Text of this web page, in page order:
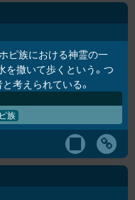
ピ族における神霊の一
を撒いて歩くという。つ
考えられている。
族